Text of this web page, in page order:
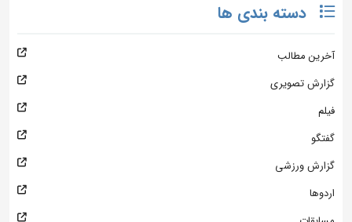
دسته بندی ها
آخرین مطالب
گزارش تصویری
فیلم
گفتگو
گزارش ورزشی
اردوها